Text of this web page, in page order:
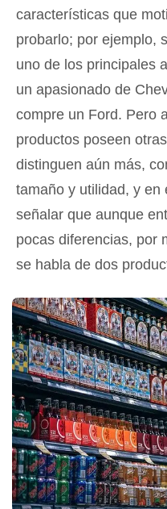
características que
probarlo; por ejemplo,
uno de los principales
un apasionado de
compre un Ford. Pero
productos poseen
distinguen aún más,
tamaño y utilidad, y en
señalar que aunque
pocas diferencias, por
se habla de dos